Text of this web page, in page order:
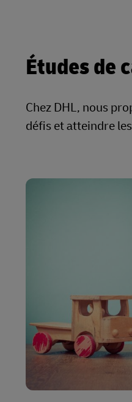
Études de
Chez DHL, nous
défis et atteindre